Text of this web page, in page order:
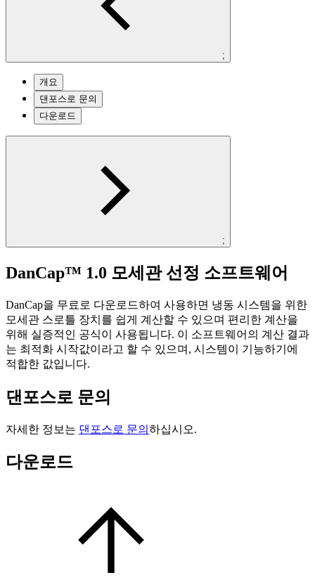
;
개요
댄포스로 문의
다운로드
;
DanCap™ 1.0 모세관 선정 소프트웨어
DanCap을 무료로 다운로드하여 사용하면 냉동 시스템을 위한
모세관 스로틀 장치를 쉽게 계산할 수 있으며 편리한 계산을
위해 실증적인 공식이 사용됩니다. 이 소프트웨어의 계산 결과
는 최적화 시작값이라고 할 수 있으며, 시스템이 기능하기에
적합한 값입니다.
댄포스로 문의
자세한 정보는 댄포스로 문의 하십시오.
다운로드